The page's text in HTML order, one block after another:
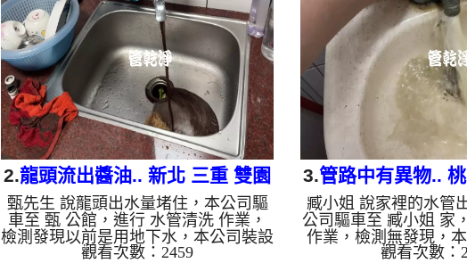
2.龍頭流出醬油.. 新北 三重 雙園
街 水管清洗
甄先生 說龍頭出水量堵住，本公司驅
車至 甄 公館，進行 水管清洗 作業，
檢測發現以前是用地下水，本公司裝設
高周波水管清洗機，注入 檸檬酸 至水
觀看次數：2459
3.管路中有異物..
路 洗水
臧小姐 說家裡的水管
公司驅車至 臧小姐 家
作業，檢測無發現，
波水管清洗機，灌入
觀看次數：